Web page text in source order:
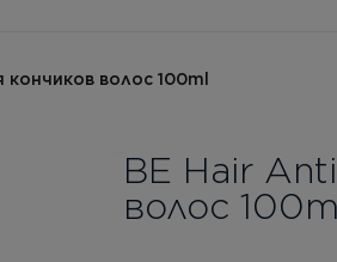
волос 100ml
BE Hair
волос